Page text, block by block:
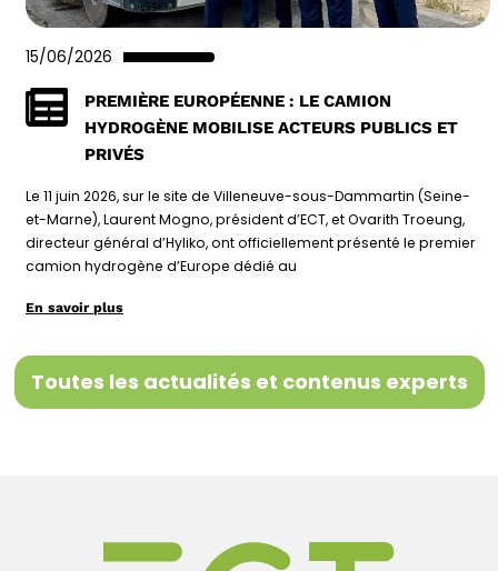
15/06/2026
PREMIÈRE EUROPÉENNE : LE CAMION
HYDROGÈNE MOBILISE ACTEURS PUBLICS ET
PRIVÉS
Le 11 juin 2026, sur le site de Villeneuve-sous-Dammartin (Seine-
et-Marne), Laurent Mogno, président d’ECT, et Ovarith Troeung,
directeur général d’Hyliko, ont officiellement présenté le premier
camion hydrogène d’Europe dédié au
En savoir plus
Toutes les actualités et contenus experts